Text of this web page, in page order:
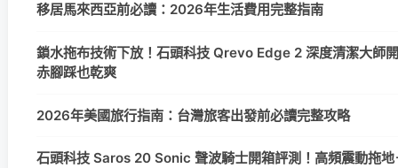
移居馬來西亞前必讀：2026年生活費用完整指南
鎖水拖布技術下放！石頭科技 Qrevo Edge 2 深度清潔大師
赤腳踩也乾爽
2026年美國旅行指南：台灣旅客出發前必讀完整攻略
石頭科技 Saros 20 Sonic 聲波騎士開箱評測！高頻震動拖